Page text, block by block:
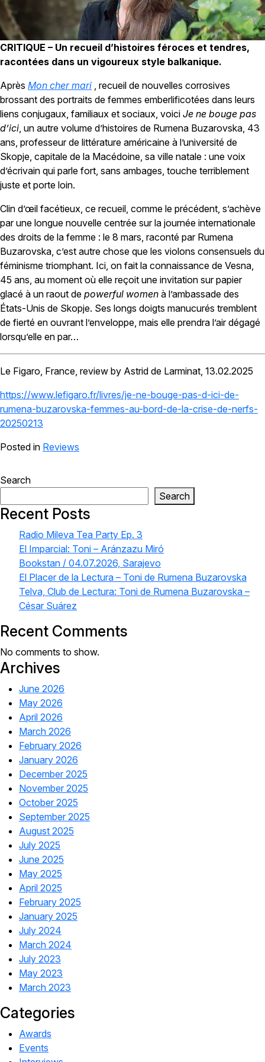
CRITIQUE – Un recueil d’histoires féroces et tendres,
racontées dans un vigoureux style balkanique.
Après Mon cher mari , recueil de nouvelles corrosives
brossant des portraits de femmes emberlificotées dans leurs
liens conjugaux, familiaux et sociaux, voici Je ne bouge pas
d’ici, un autre volume d’histoires de Rumena Buzarovska, 43
ans, professeur de littérature américaine à l’université de
Skopje, capitale de la Macédoine, sa ville natale : une voix
d’écrivain qui parle fort, sans ambages, touche terriblement
juste et porte loin.
Clin d’œil facétieux, ce recueil, comme le précédent, s’achève
par une longue nouvelle centrée sur la journée internationale
des droits de la femme : le 8 mars, raconté par Rumena
Buzarovska, c’est autre chose que les violons consensuels du
féminisme triomphant. Ici, on fait la connaissance de Vesna,
45 ans, au moment où elle reçoit une invitation sur papier
glacé à un raout de powerful women à l’ambassade des
États-Unis de Skopje. Ses longs doigts manucurés tremblent
de fierté en ouvrant l’enveloppe, mais elle prendra l’air dégagé
lorsqu’elle en par…
Le Figaro, France, review by Astrid de Larminat, 13.02.2025
https://www.lefigaro.fr/livres/je-ne-bouge-pas-d-ici-de-
rumena-buzarovska-femmes-au-bord-de-la-crise-de-nerfs-
20250213
Posted in Reviews
Search
Search
Recent Posts
Radio Mileva Tea Party Ep. 3
El Imparcial: Toni – Aránzazu Miró
Bookstan / 04.07.2026, Sarajevo
El Placer de la Lectura – Toni de Rumena Buzarovska
Telva, Club de Lectura: Toni de Rumena Buzarovska –
César Suárez
Recent Comments
No comments to show.
Archives
June 2026
May 2026
April 2026
March 2026
February 2026
January 2026
December 2025
November 2025
October 2025
September 2025
August 2025
July 2025
June 2025
May 2025
April 2025
February 2025
January 2025
July 2024
March 2024
July 2023
May 2023
March 2023
Categories
Awards
Events